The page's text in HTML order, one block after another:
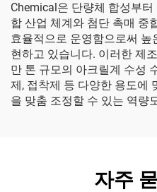
Chemical은 단량체 합성부
합 산업 체계와 첨단 촉매 중
효율적으로 운영함으로써 높
현하고 있습니다. 이러한 제
만 톤 규모의 아크릴계 수성
제, 접착제 등 다양한 용도에
을 맞춤 조정할 수 있는 역량
자주